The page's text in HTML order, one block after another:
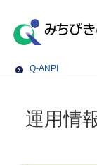
Q-ANPI
運用情